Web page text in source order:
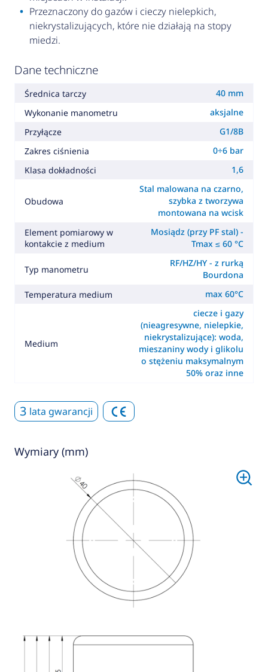
Przeznaczony do gazów i cieczy nielepkich,
niekrystalizujących, które nie działają na stopy
miedzi.
Dane techniczne
Średnica tarczy
40 mm
Wykonanie manometru
aksjalne
Przyłącze
G1/8B
Zakres ciśnienia
0÷6 bar
Klasa dokładności
1,6
Obudowa
Stal malowana na czarno,
szybka z tworzywa
montowana na wcisk
Element pomiarowy w
kontakcie z medium
Mosiądz (przy PF stal) -
Tmax ≤ 60 °C
Typ manometru
RF/HZ/HY - z rurką
Bourdona
Temperatura medium
max 60°C
Medium
ciecze i gazy
(nieagresywne, nielepkie,
niekrystalizujące): woda,
mieszaniny wody i glikolu
o stężeniu maksymalnym
50% oraz inne
3 lata gwarancji
Wymiary (mm)